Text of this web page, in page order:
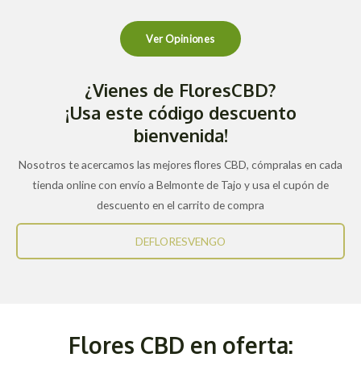
Ver Opiniones
¿Vienes de FloresCBD?
¡Usa este código descuento
bienvenida!
Nosotros te acercamos las mejores flores CBD, cómpralas en cada
tienda online con envío a Belmonte de Tajo y usa el cupón de
descuento en el carrito de compra
DEFLORESVENGO
Flores CBD en oferta: